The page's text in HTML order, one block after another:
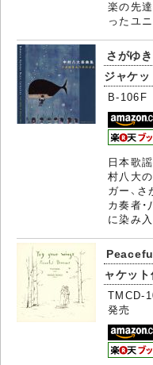
楽の先
ったユ
さがゆ
ジャケ
B-106F
日本歌
村八大
ガー、
カ奏者
に染み
ャケッ
TMCD-
発売